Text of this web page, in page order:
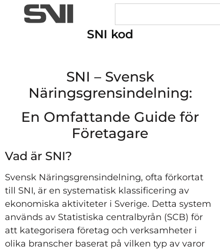
SNI kod
SNI – Svensk
Näringsgrensindelning:
En Omfattande Guide för
Företagare
Vad är SNI?
Svensk Näringsgrensindelning, ofta förkortat
till SNI, är en systematisk klassificering av
ekonomiska aktiviteter i Sverige. Detta system
används av Statistiska centralbyrån (SCB) för
att kategorisera företag och verksamheter i
olika branscher baserat på vilken typ av varor